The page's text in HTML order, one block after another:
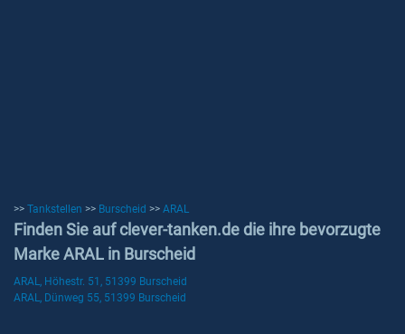
>> Tankstellen >> Burscheid >> ARAL
Finden Sie auf clever-tanken.de die ihre bevorzugte
Marke ARAL in Burscheid
ARAL, Höhestr. 51, 51399 Burscheid
ARAL, Dünweg 55, 51399 Burscheid